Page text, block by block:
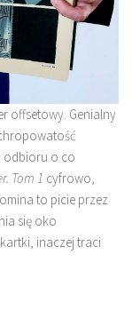
offsetowy. Genialny
odbioru o co
Tom 1 cyfrowo,
to picie przez
się oko
inaczej traci